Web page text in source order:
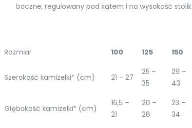
boczne, regulowany pod kątem i na wysokość stolik
Rozmiar 100 125 150
Szerokość kamizelki* (cm) 21 – 27
25 –
35
29 –
43
Głębokość kamizelki* (cm)
16,5 –
21
20 –
26
23 –
34